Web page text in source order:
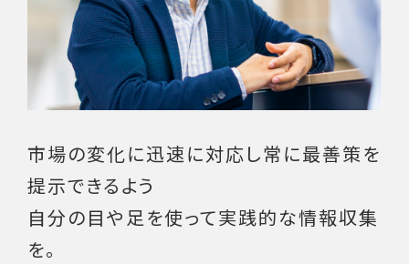
市場の変化に迅速に対応し常に最善策を
提示できるよう
自分の目や足を使って実践的な情報収集
を。